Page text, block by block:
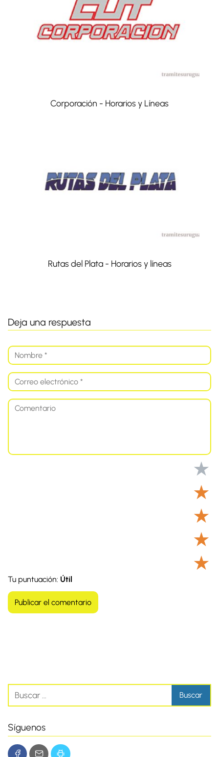
Corporación - Horarios y Líneas
Rutas del Plata - Horarios y líneas
Deja una respuesta
★
★
★
★
★
Tu puntuación: Útil
Síguenos